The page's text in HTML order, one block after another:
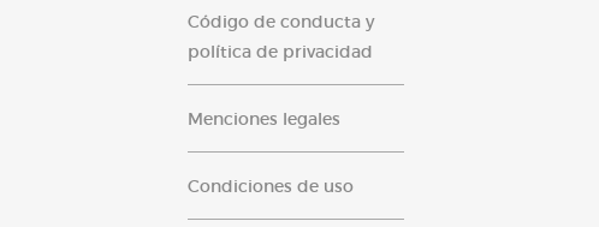
Código de conducta y
política de privacidad
Menciones legales
Condiciones de uso